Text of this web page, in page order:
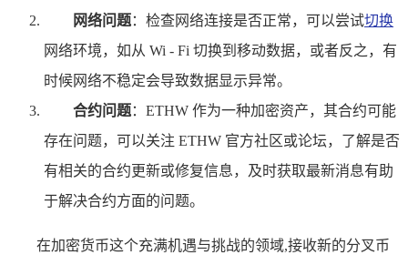
网络问题：检查网络连接是否正常，可以尝试切换
网络环境，如从 Wi - Fi 切换到移动数据，或者反之，有
时候网络不稳定会导致数据显示异常。
合约问题：ETHW 作为一种加密资产，其合约可能
存在问题，可以关注 ETHW 官方社区或论坛，了解是否
有相关的合约更新或修复信息，及时获取最新消息有助
于解决合约方面的问题。
在加密货币这个充满机遇与挑战的领域,接收新的分叉币